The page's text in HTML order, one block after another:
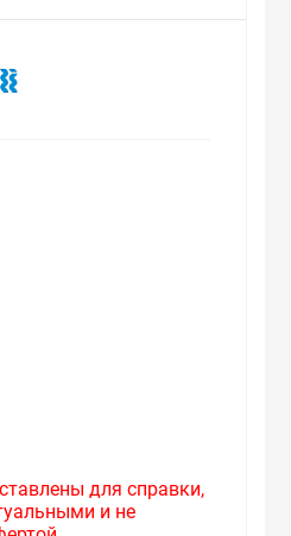
для справки,
и не